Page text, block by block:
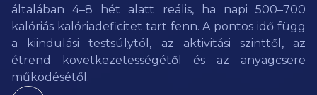
általában 4–8 hét alatt reális, ha napi 500–700
kalóriás kalóriadeficitet tart fenn. A pontos idő függ
a kiindulási testsúlytól, az aktivitási szinttől, az
étrend következetességétől és az anyagcsere
működésétől.